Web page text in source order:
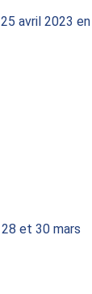
avril 2023 en
et 30 mars